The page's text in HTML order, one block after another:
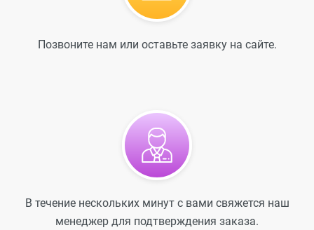
Позвоните нам или оставьте заявку на сайте.
В течение нескольких минут с вами свяжется наш
менеджер для подтверждения заказа.